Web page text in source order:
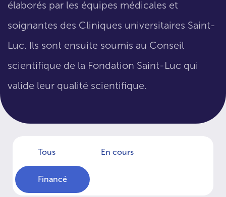
élaborés par les équipes médicales et
soignantes des Cliniques universitaires Saint-
Luc. Ils sont ensuite soumis au Conseil
scientifique de la Fondation Saint-Luc qui
valide leur qualité scientifique.
Tous En cours
Financé